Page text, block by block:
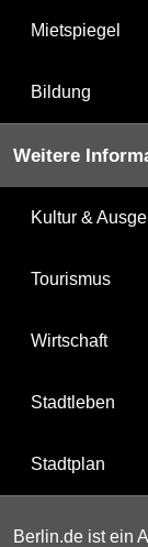
Mietspiegel
Bildung
Weitere
Kultur &
Tourismus
Wirtschaft
Stadtleben
Stadtplan
Berlin.de ist ein